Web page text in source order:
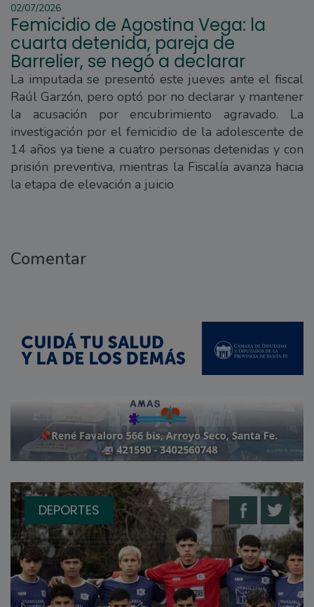
02/07/2026
Femicidio de Agostina Vega: la
cuarta detenida, pareja de
Barrelier, se negó a declarar
La imputada se presentó este jueves ante el fiscal
Raúl Garzón, pero optó por no declarar y mantener
la acusación por encubrimiento agravado. La
investigación por el femicidio de la adolescente de
14 años ya tiene a cuatro personas detenidas y con
prisión preventiva, mientras la Fiscalía avanza hacia
la etapa de elevación a juicio
Comentar
DEPORTES